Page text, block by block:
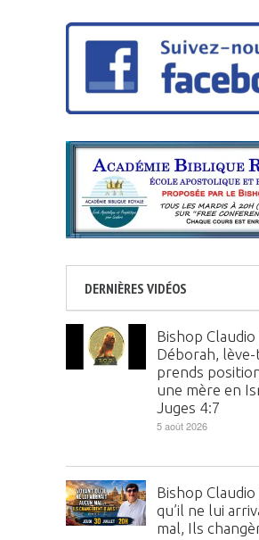
DERNIÈRES VIDÉOS
Bishop Claudio
Déborah,
prends
une mère en
Juges 4:7
5 août 2026
Bishop
qu’il ne lui
mal, Ils